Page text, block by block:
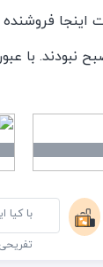
اینجا
در زمان بازدید ما
و اکثرا
زمان بازدید
حضور
با کیا